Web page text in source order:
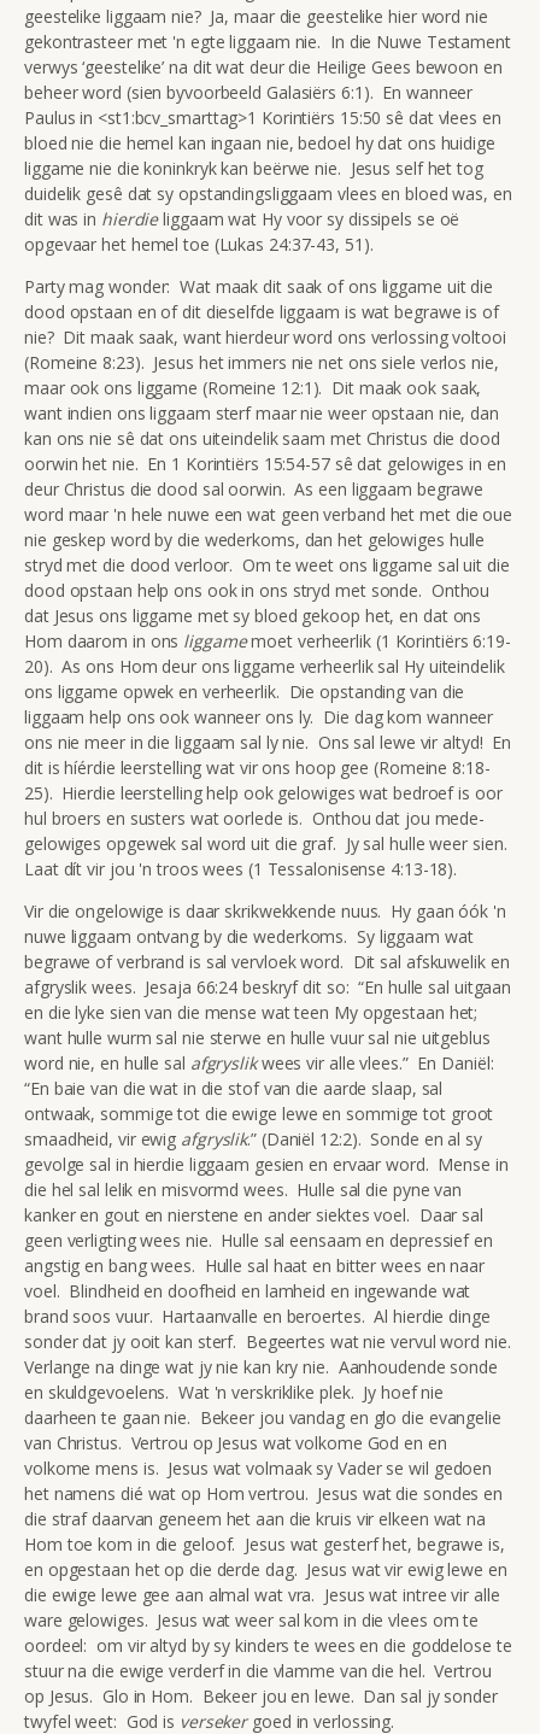
geestelike liggaam nie? Ja, maar die geestelike hier word nie
gekontrasteer met 'n egte liggaam nie. In die Nuwe Testament
verwys ‘geestelike’ na dit wat deur die Heilige Gees bewoon en
beheer word (sien byvoorbeeld Galasiërs 6:1). En wanneer
Paulus in <st1:bcv_smarttag>1 Korintiërs 15:50 sê dat vlees en
bloed nie die hemel kan ingaan nie, bedoel hy dat ons huidige
liggame nie die koninkryk kan beërwe nie. Jesus self het tog
duidelik gesê dat sy opstandingsliggaam vlees en bloed was, en
dit was in hierdieliggaam wat Hy voor sy dissipels se oë
opgevaar het hemel toe (Lukas 24:37-43, 51).
Party mag wonder: Wat maak dit saak of ons liggame uit die
dood opstaan en of dit dieselfde liggaam is wat begrawe is of
nie? Dit maak saak, want hierdeur word ons verlossing voltooi
(Romeine 8:23). Jesus het immers nie net ons siele verlos nie,
maar ook ons liggame (Romeine 12:1). Dit maak ook saak,
want indien ons liggaam sterf maar nie weer opstaan nie, dan
kan ons nie sê dat ons uiteindelik saam met Christus die dood
oorwin het nie. En 1 Korintiërs 15:54-57 sê dat gelowiges in en
deur Christus die dood sal oorwin. As een liggaam begrawe
word maar 'n hele nuwe een wat geen verband het met die oue
nie geskep word by die wederkoms, dan het gelowiges hulle
stryd met die dood verloor. Om te weet ons liggame sal uit die
dood opstaan help ons ook in ons stryd met sonde. Onthou
dat Jesus ons liggame met sy bloed gekoop het, en dat ons
Hom daarom in ons liggamemoet verheerlik (1 Korintiërs 6:19-
20). As ons Hom deur ons liggame verheerlik sal Hy uiteindelik
ons liggame opwek en verheerlik. Die opstanding van die
liggaam help ons ook wanneer ons ly. Die dag kom wanneer
ons nie meer in die liggaam sal ly nie. Ons sal lewe vir altyd! En
dit is híérdie leerstelling wat vir ons hoop gee (Romeine 8:18-
25). Hierdie leerstelling help ook gelowiges wat bedroef is oor
hul broers en susters wat oorlede is. Onthou dat jou mede-
gelowiges opgewek sal word uit die graf. Jy sal hulle weer sien.
Laat dít vir jou 'n troos wees (1 Tessalonisense 4:13-18).
Vir die ongelowige is daar skrikwekkende nuus. Hy gaan óók 'n
nuwe liggaam ontvang by die wederkoms. Sy liggaam wat
begrawe of verbrand is sal vervloek word. Dit sal afskuwelik en
afgryslik wees. Jesaja 66:24 beskryf dit so: “En hulle sal uitgaan
en die lyke sien van die mense wat teen My opgestaan het;
want hulle wurm sal nie sterwe en hulle vuur sal nie uitgeblus
word nie, en hulle sal afgryslikwees vir alle vlees.” En Daniël:
“En baie van die wat in die stof van die aarde slaap, sal
ontwaak, sommige tot die ewige lewe en sommige tot groot
smaadheid, vir ewig afgryslik.” (Daniël 12:2). Sonde en al sy
gevolge sal in hierdie liggaam gesien en ervaar word. Mense in
die hel sal lelik en misvormd wees. Hulle sal die pyne van
kanker en gout en nierstene en ander siektes voel. Daar sal
geen verligting wees nie. Hulle sal eensaam en depressief en
angstig en bang wees. Hulle sal haat en bitter wees en naar
voel. Blindheid en doofheid en lamheid en ingewande wat
brand soos vuur. Hartaanvalle en beroertes. Al hierdie dinge
sonder dat jy ooit kan sterf. Begeertes wat nie vervul word nie.
Verlange na dinge wat jy nie kan kry nie. Aanhoudende sonde
en skuldgevoelens. Wat 'n verskriklike plek. Jy hoef nie
daarheen te gaan nie. Bekeer jou vandag en glo die evangelie
van Christus. Vertrou op Jesus wat volkome God en en
volkome mens is. Jesus wat volmaak sy Vader se wil gedoen
het namens dié wat op Hom vertrou. Jesus wat die sondes en
die straf daarvan geneem het aan die kruis vir elkeen wat na
Hom toe kom in die geloof. Jesus wat gesterf het, begrawe is,
en opgestaan het op die derde dag. Jesus wat vir ewig lewe en
die ewige lewe gee aan almal wat vra. Jesus wat intree vir alle
ware gelowiges. Jesus wat weer sal kom in die vlees om te
oordeel: om vir altyd by sy kinders te wees en die goddelose te
stuur na die ewige verderf in die vlamme van die hel. Vertrou
op Jesus. Glo in Hom. Bekeer jou en lewe. Dan sal jy sonder
twyfel weet: God is versekergoed in verlossing.